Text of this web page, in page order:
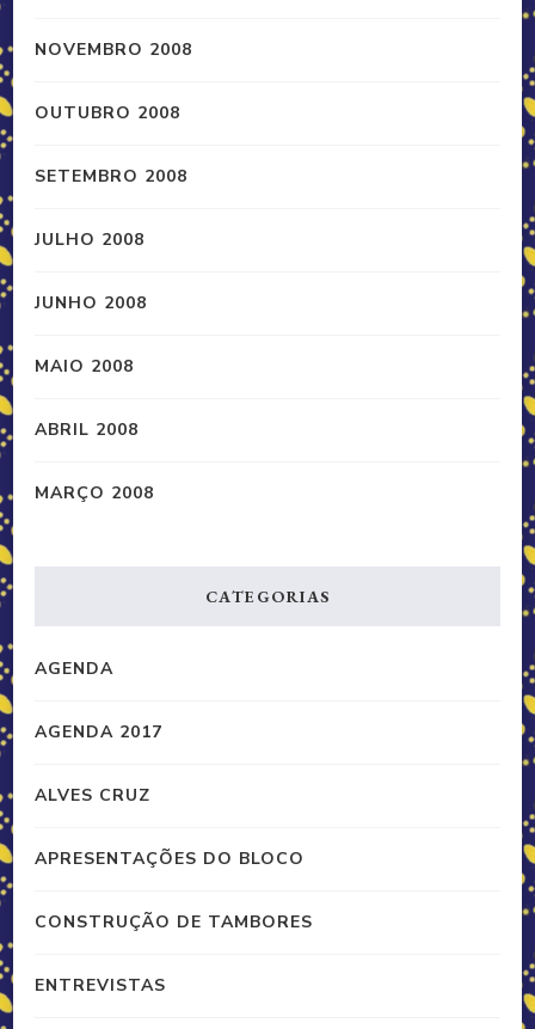
NOVEMBRO 2008
OUTUBRO 2008
SETEMBRO 2008
JULHO 2008
JUNHO 2008
MAIO 2008
ABRIL 2008
MARÇO 2008
CATEGORIAS
AGENDA
AGENDA 2017
ALVES CRUZ
APRESENTAÇÕES DO BLOCO
CONSTRUÇÃO DE TAMBORES
ENTREVISTAS